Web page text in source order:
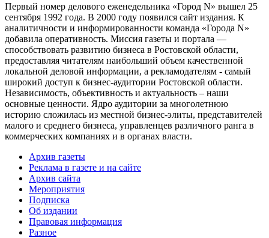
Первый номер делового еженедельника «Город N» вышел 25
сентября 1992 года. В 2000 году появился сайт издания. К
аналитичности и информированности команда «Города N»
добавила оперативность. Миссия газеты и портала —
способствовать развитию бизнеса в Ростовской области,
предоставляя читателям наибольший объем качественной
локальной деловой информации, а рекламодателям - самый
широкий доступ к бизнес-аудитории Ростовской области.
Независимость, объективность и актуальность – наши
основные ценности. Ядро аудитории за многолетнюю
историю сложилась из местной бизнес-элиты, представителей
малого и среднего бизнеса, управленцев различного ранга в
коммерческих компаниях и в органах власти.
Архив газеты
Реклама в газете и на сайте
Архив сайта
Мероприятия
Подписка
Об издании
Правовая информация
Разное